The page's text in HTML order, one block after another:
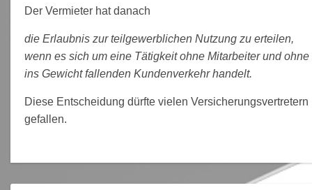
Der Vermieter hat danach
die Erlaubnis zur teilgewerblichen Nutzung zu erteilen,
wenn es sich um eine Tätigkeit ohne Mitarbeiter und ohne
ins Gewicht fallenden Kundenverkehr handelt.
Diese Entscheidung dürfte vielen Versicherungsvertretern
gefallen.